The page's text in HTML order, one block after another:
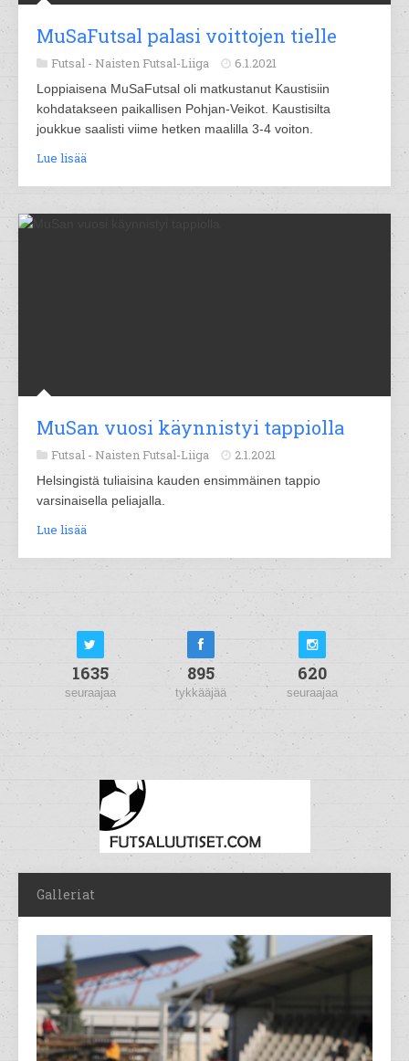
MuSaFutsal palasi voittojen tielle
Futsal - Naisten Futsal-Liiga 6.1.2021
Loppiaisena MuSaFutsal oli matkustanut Kaustisiin
kohdatakseen paikallisen Pohjan-Veikot. Kaustisilta
joukkue saalisti viime hetken maalilla 3-4 voiton.
Lue lisää
MuSan vuosi käynnistyi tappiolla
Futsal - Naisten Futsal-Liiga 2.1.2021
Helsingistä tuliaisina kauden ensimmäinen tappio
varsinaisella peliajalla.
Lue lisää
1635
seuraajaa
895
tykkääjää
620
seuraajaa
Galleriat